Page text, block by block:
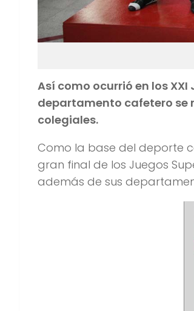
Así como ocurrió en los
departamento cafetero se
colegiales.
Como la base del deporte
gran final de los Juegos
además de sus